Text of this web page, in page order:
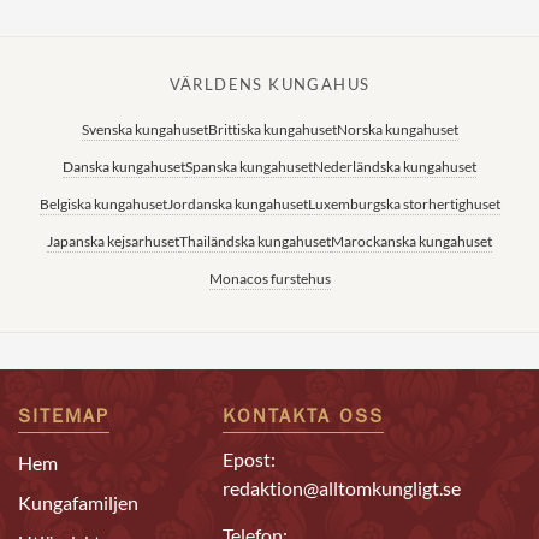
VÄRLDENS KUNGAHUS
Svenska kungahusetBrittiska kungahusetNorska kungahuset
Danska kungahusetSpanska kungahusetNederländska kungahuset
Belgiska kungahusetJordanska kungahusetLuxemburgska storhertighuset
Japanska kejsarhusetThailändska kungahusetMarockanska kungahuset
Monacos furstehus
SITEMAP
Hem
Kungafamiljen
KONTAKTA OSS
Epost:
redaktion@alltomkungligt.se